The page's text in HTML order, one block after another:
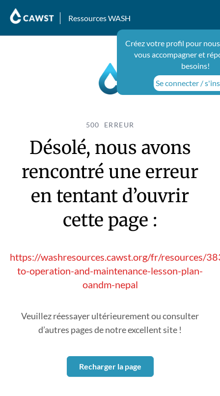
Ressources WASH
Créez votre profil pour
vous accompagner et
besoins!
Se connecter /
500 ERREUR
Désolé, nous avons
rencontré une erreur
en tentant d’ouvrir
cette page :
https://washresources.cawst.org/fr/resources/
to-operation-and-maintenance-lesson-plan-
oandm-nepal
Veuillez réessayer ultérieurement ou consulter
d’autres pages de notre excellent site !
Recharger la page